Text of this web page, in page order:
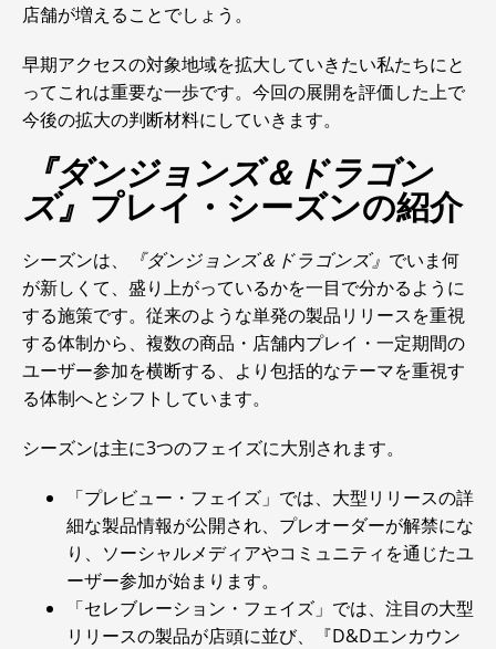
店舗が増えることでしょう。
早期アクセスの対象地域を拡大していきたい私たちにと
ってこれは重要な一歩です。今回の展開を評価した上で
今後の拡大の判断材料にしていきます。
『ダンジョンズ＆ドラゴン
ズ』 プレイ・シーズンの紹介
シーズンは、 『ダンジョンズ＆ドラゴンズ』 でいま何
が新しくて、盛り上がっているかを一目で分かるように
する施策です。従来のような単発の製品リリースを重視
する体制から、複数の商品・店舗内プレイ・一定期間の
ユーザー参加を横断する、より包括的なテーマを重視す
る体制へとシフトしています。
シーズンは主に3つのフェイズに大別されます。
「プレビュー・フェイズ」では、大型リリースの詳
細な製品情報が公開され、プレオーダーが解禁にな
り、ソーシャルメディアやコミュニティを通じたユ
ーザー参加が始まります。
「セレブレーション・フェイズ」では、注目の大型
リリースの製品が店頭に並び、『D&Dエンカウン